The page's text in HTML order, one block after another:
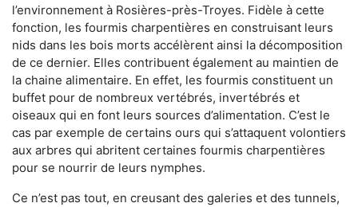
l’environnement à Rosières-près-Troyes. Fidèle à cette
fonction, les fourmis charpentières en construisant leurs
nids dans les bois morts accélèrent ainsi la décomposition
de ce dernier. Elles contribuent également au maintien de
la chaine alimentaire. En effet, les fourmis constituent un
buffet pour de nombreux vertébrés, invertébrés et
oiseaux qui en font leurs sources d’alimentation. C’est le
cas par exemple de certains ours qui s’attaquent volontiers
aux arbres qui abritent certaines fourmis charpentières
pour se nourrir de leurs nymphes.
Ce n’est pas tout, en creusant des galeries et des tunnels,